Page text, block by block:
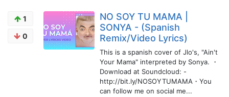
1
0
NO SOY TU MAMA |
SONYA - (Spanish
Remix/Video Lyrics)
This is a spanish cover of Jlo's, "Ain't
Your Mama" interpreted by Sonya. ・
Download at Soundcloud: -
http://bit.ly/NOSOYTUMAMA・You
can follow me on social me...